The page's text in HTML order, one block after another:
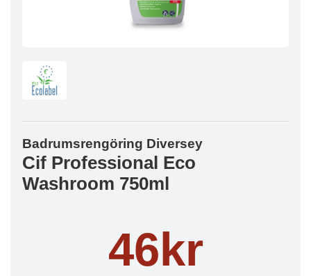
Badrumsrengöring Diversey
Cif Professional Eco
Washroom 750ml
46kr